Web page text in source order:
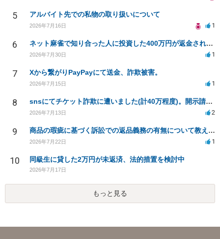
5 アルバイト先での私物の取り扱いについて
2026年7月16日 1
6 ネット麻雀で知り合った人に投資した400万円が返金されない
2026年7月30日 1
7 Xから繋がりPayPayにて送金、詐欺被害。
2026年7月15日 1
8 snsにてチケット詐欺に遭いました(計40万程度)。開示請求や今後の対応について質問したいです。
2026年7月13日 2
9 商品の瑕疵に基づく訴訟での返品義務の有無について教えてください
2026年7月22日 1
10 同級生に貸した2万円が未返済、法的措置を検討中
2026年7月17日
もっと見る